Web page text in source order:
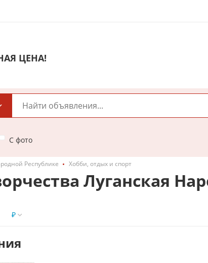
ЦЕНА!
С фото
Республике Хобби, отдых и спорт
Луганская
₽